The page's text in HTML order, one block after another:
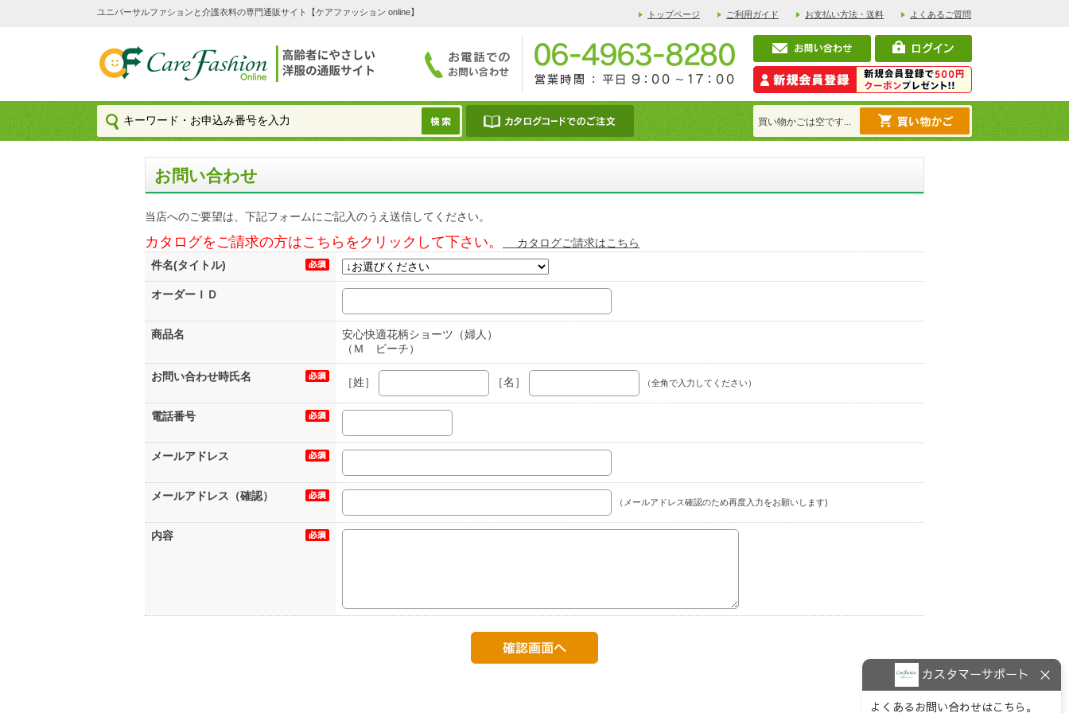
ユニバーサルファションと介護衣料の専門通販サイト【ケアファッション online】 トップページ ご利用ガイド お支払い方法・送料 よくあるご質問
買い物かごは空です...
お問い合わせ
当店へのご要望は、下記フォームにご記入のうえ送信してください。
カタログをご請求の方はこちらをクリックして下さい。
カタログご請求はこちら
件名(タイトル)
オーダーＩＤ
商品名
安心快適花柄ショーツ（婦人）
（Ｍ ピーチ）
お問い合わせ時氏名 ［姓］ ［名］ （全角で入力してください）
電話番号
メールアドレス
メールアドレス（確認）
（メールアドレス確認のため再度入力をお願いします)
内容
カスタマーサポート
よくあるお問い合わせはこちら。